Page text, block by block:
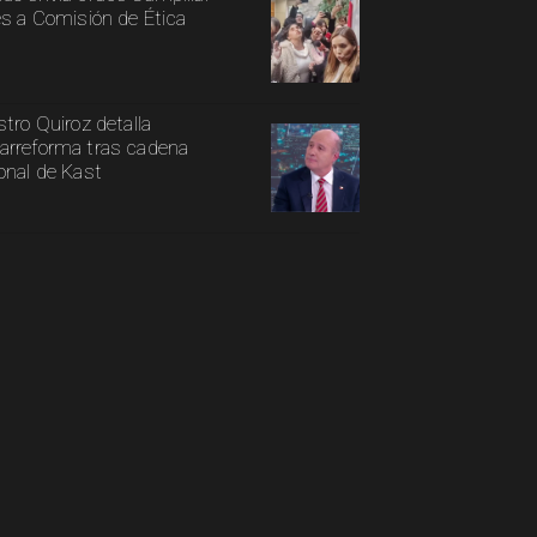
a Comisión de Ética
Quiroz detalla
tras cadena
de Kast